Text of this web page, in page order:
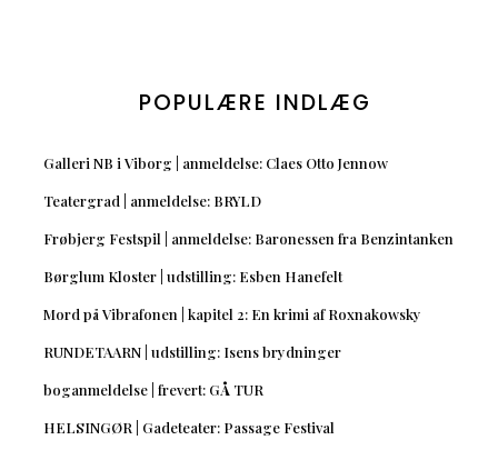
POPULÆRE INDLÆG
Galleri NB i Viborg | anmeldelse: Claes Otto Jennow
Teatergrad | anmeldelse: BRYLD
Frøbjerg Festspil | anmeldelse: Baronessen fra Benzintanken
Børglum Kloster | udstilling: Esben Hanefelt
Mord på Vibrafonen | kapitel 2: En krimi af Roxnakowsky
RUNDETAARN | udstilling: Isens brydninger
boganmeldelse | frevert: GÅ TUR
HELSINGØR | Gadeteater: Passage Festival